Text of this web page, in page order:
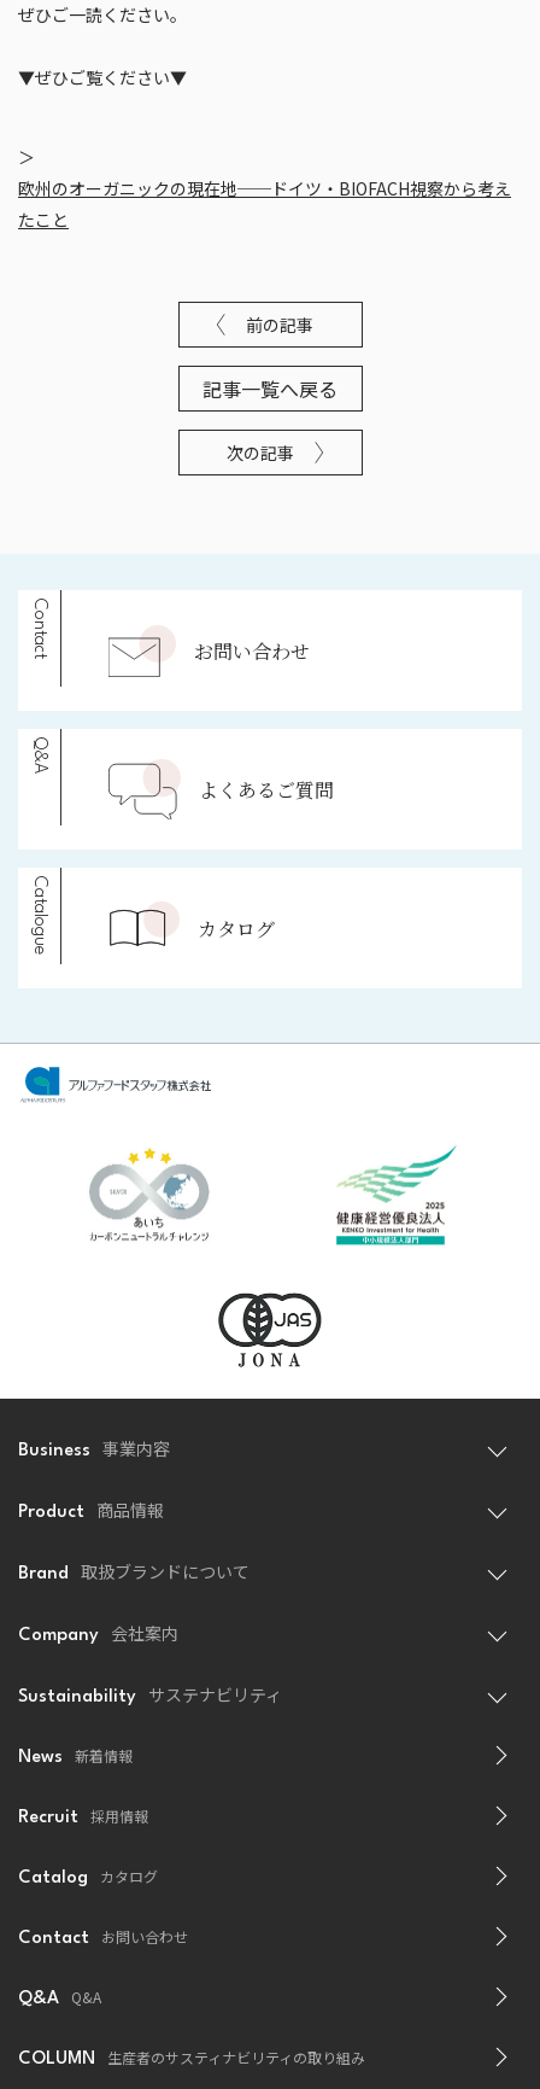
ぜひご一読ください。
▼ぜひご覧ください▼
欧州のオーガニックの現在地──ドイツ・BIOFACH視察から考え
たこと
前の記事
記事一覧へ戻る
次の記事
Contact お問い合わせ
Q&A
よくあるご質問
Catalogue カタログ
Business 事業内容
Product 商品情報
Brand 取扱ブランドについて
Company 会社案内
Sustainability サステナビリティ
News 新着情報
Recruit 採用情報
Catalog カタログ
Contact お問い合わせ
Q&A Q&A
COLUMN 生産者のサスティナビリティの取り組み